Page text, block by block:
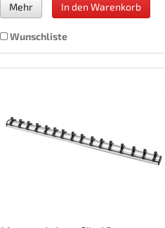
Mehr In den Warenkorb
Wunschliste